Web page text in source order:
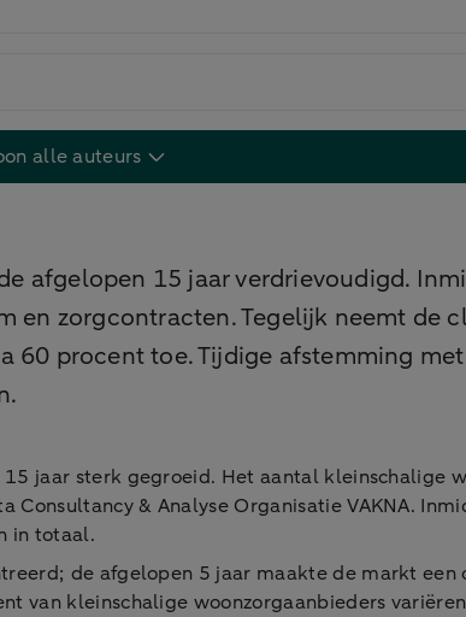
alle auteurs
afgelopen 15 jaar verdrievoudigd.
zorgcontracten. Tegelijk neemt de
procent toe. Tijdige afstemming
jaar sterk gegroeid. Het aantal kleinschalige
Consultancy & Analyse Organisatie VAKNA.
in totaal.
de afgelopen 5 jaar maakte de markt
van kleinschalige woonzorgaanbieders